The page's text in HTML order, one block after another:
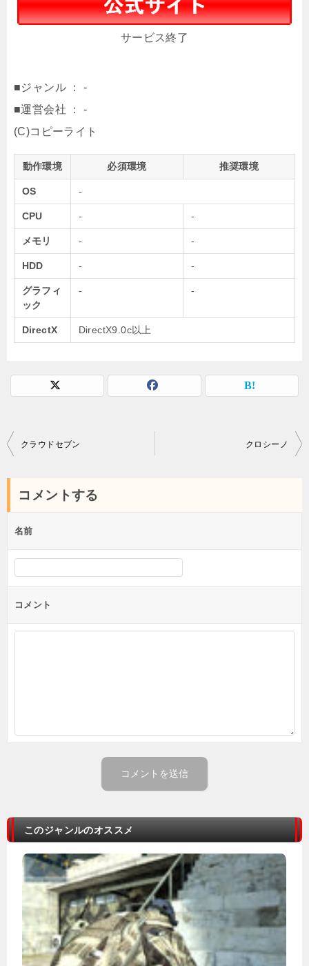
サービス終了
■ジャンル ： -
■運営会社 ： -
(C)コピーライト
動作環境 必須環境 推奨環境
OS -
CPU - -
メモリ - -
HDD - -
グラフィ
ック
- -
DirectX DirectX9.0c以上
投
ゲ
シ
クラウドセブン クロシーノ
コメントする
名前
コメント
このジャンルのオススメ